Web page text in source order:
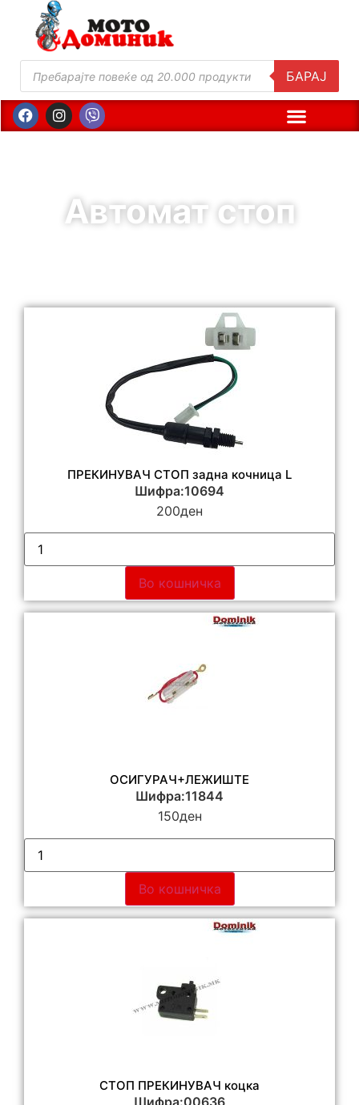
БАРАЈ
Автомат стоп
ПРЕКИНУВАЧ СТОП задна кочница L
Шифра:10694
200ден
Во кошничка
ОСИГУРАЧ+ЛЕЖИШТЕ
Шифра:11844
150ден
Во кошничка
СТОП ПРЕКИНУВАЧ коцка
Шифра:00636